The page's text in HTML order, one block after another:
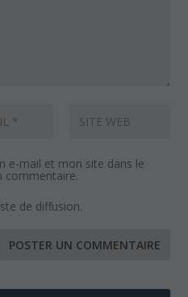
e-mail et mon site dans le
commentaire.
de diffusion.